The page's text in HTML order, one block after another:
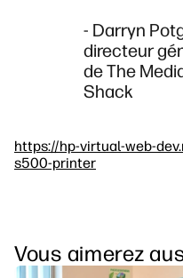
- Darryn
directeur
de The
Shack
https://hp-virtual-web-
s500-printer
Vous aimerez